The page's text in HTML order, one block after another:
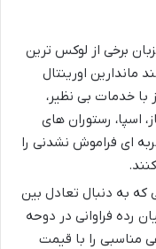
برخی از لوکس ترین
اورینتال
با خدمات بی نظیر،
اسپا، رستوران های
ای فراموش نشدنی را
که به دنبال تعادل بین
رده فراوانی در دوحه
مناسبی را با قیمت